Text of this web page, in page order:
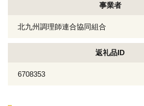
事業者
北九州調理師連合協同組合
返礼品ID
6708353